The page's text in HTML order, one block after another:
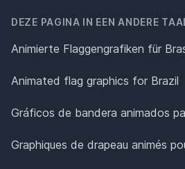
DEZE PAGINA IN EEN ANDERE
Animierte Flaggengrafiken für
Animated flag graphics for Brazil
Gráficos de bandera animados
Graphiques de drapeau animés